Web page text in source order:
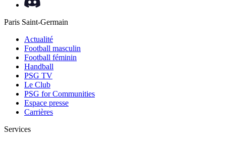
Paris Saint-Germain
Actualité
Football masculin
Football féminin
Handball
PSG TV
Le Club
PSG for Communities
Espace presse
Carrières
Services